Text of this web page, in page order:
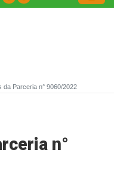
da Parceria n° 9060/2022
n°